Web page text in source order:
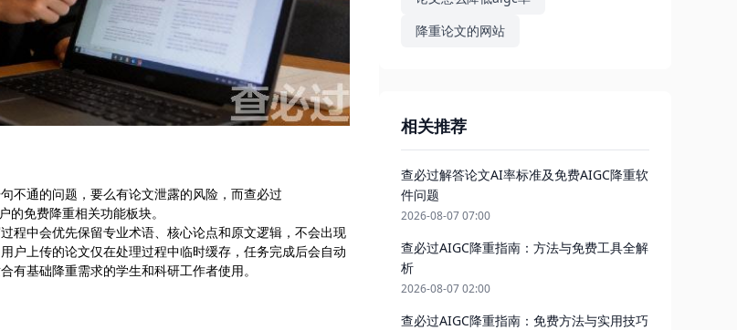
不通的问题，要么有论文泄露的风险，而查必过
免费降重相关功能板块。
程中会优先保留专业术语、核心论点和原文逻辑，不会出现
户上传的论文仅在处理过程中临时缓存，任务完成后会自动
基础降重需求的学生和科研工作者使用。
降重论文的网站
相关推荐
查必过解答论文AI率标准及免费AIGC降重软
件问题
2026-08-07 07:00
查必过AIGC降重指南：方法与免费工具全解
析
2026-08-07 02:00
查必过AIGC降重指南：免费方法与实用技巧